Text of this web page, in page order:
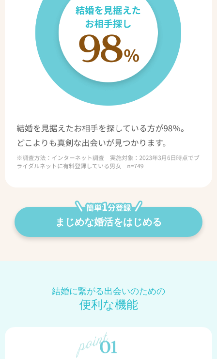
まじめな婚活をはじめる
結婚に繋がる出会いのための
便利な機能